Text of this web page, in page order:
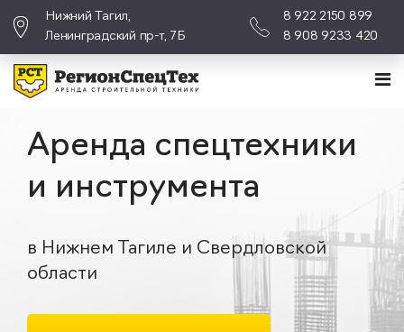
Нижний Тагил,
Ленинградский пр-т, 7Б
8 922 2150 899
8 908 9233 420
Аренда спецтехники
и инструмента
в Нижнем Тагиле и Свердловской
области